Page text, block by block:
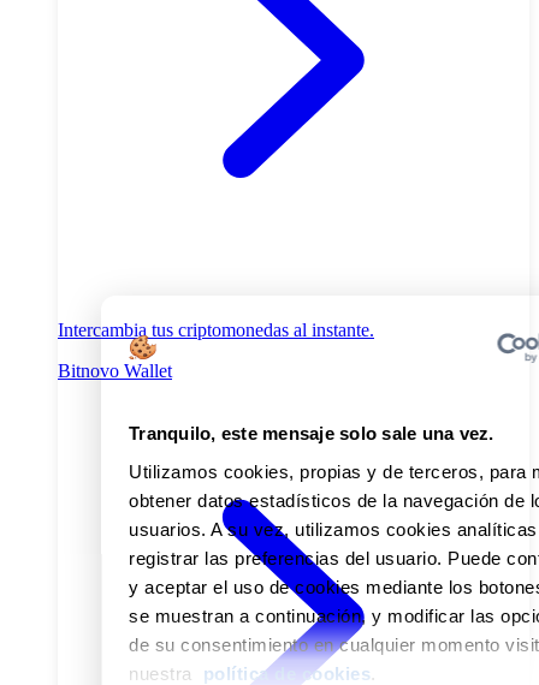
Tranquilo, este mensaje solo sale una vez.
Utilizamos cookies, propias y de terceros, para
obtener datos estadísticos de la navegación de
usuarios.A su vez, utilizamos cookies
registrar las preferencias del usuario. Puede
y aceptar el uso de cookies mediante los
se muestran a continuación, y modificar las
de su consentimiento en cualquier momento
nuestra política de cookies.
Intercambia tus criptomonedas al instante.
Bitnovo Wallet